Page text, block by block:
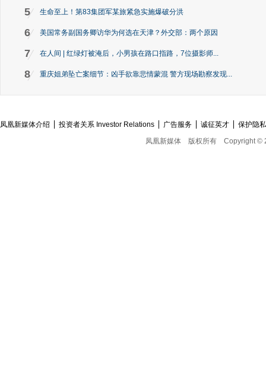
5 生命至上！第83集团军某旅紧急实施爆破分洪
6 美国常务副国务卿访华为何选在天津？外交部：两个原因
7 在人间 | 红绿灯被淹后，小男孩在路口指路，7位摄影师...
8 重庆姐弟坠亡案细节：凶手欲靠悲情蒙混 警方现场勘察发现...
凤凰新媒体介绍 投资者关系 Investor Relations 广告服务 诚征英才
保护隐
凤凰新媒体
版权所有 Copyright ©